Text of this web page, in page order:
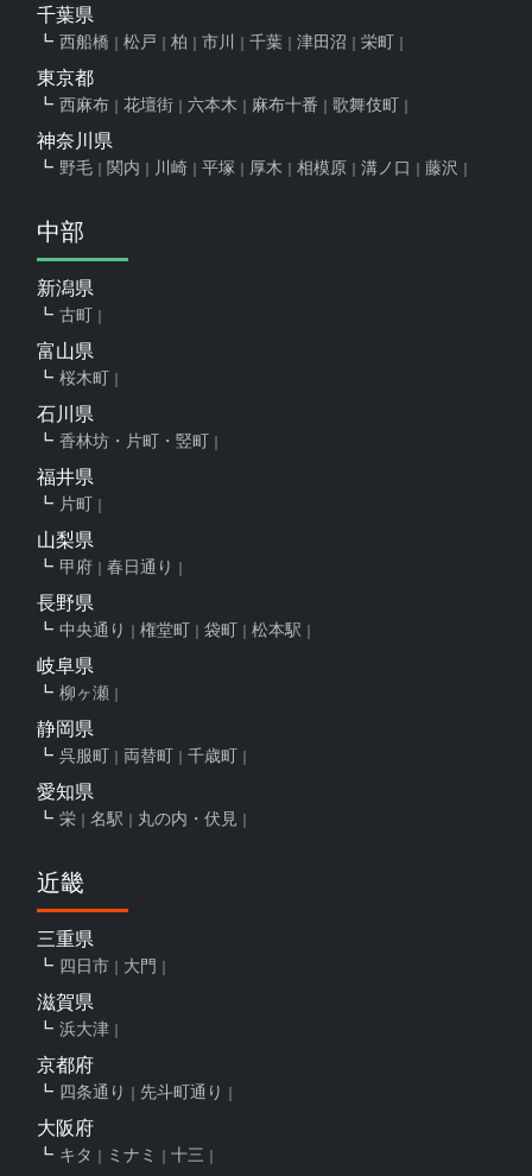
千葉県
西船橋 松戸 柏 市川 千葉 津田沼 栄町
東京都
西麻布 花壇街 六本木 麻布十番 歌舞伎町
神奈川県
野毛 関内 川崎 平塚 厚木 相模原 溝ノ口 藤沢
中部
新潟県
古町
富山県
桜木町
石川県
香林坊・片町・竪町
福井県
片町
山梨県
甲府 春日通り
長野県
中央通り 権堂町 袋町 松本駅
岐阜県
柳ヶ瀬
静岡県
呉服町 両替町 千歳町
愛知県
栄 名駅 丸の内・伏見
近畿
三重県
四日市 大門
滋賀県
浜大津
京都府
四条通り 先斗町通り
大阪府
キタ ミナミ 十三